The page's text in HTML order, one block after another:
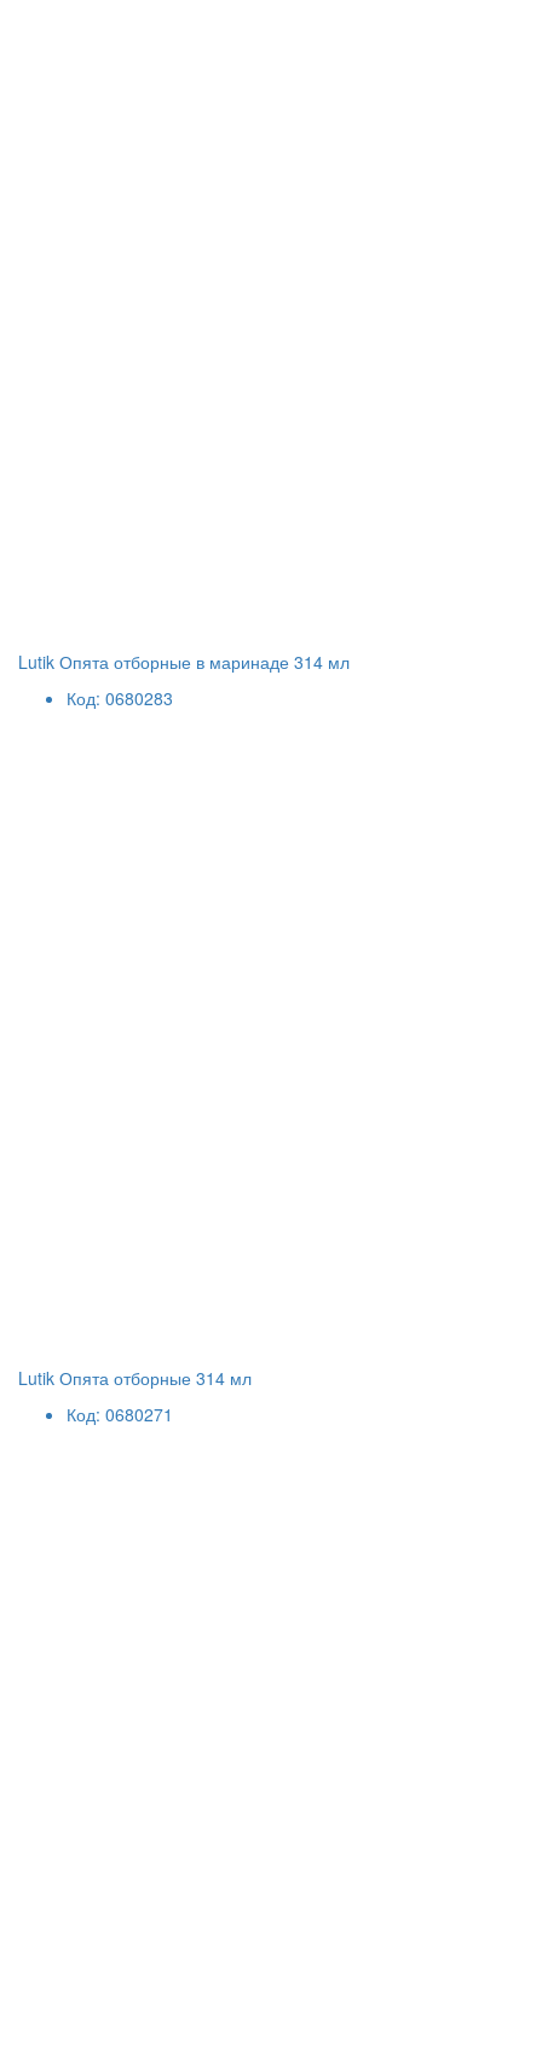
Lutik Опята отборные в маринаде 314 мл
Код: 0680283
Lutik Опята отборные 314 мл
Код: 0680271